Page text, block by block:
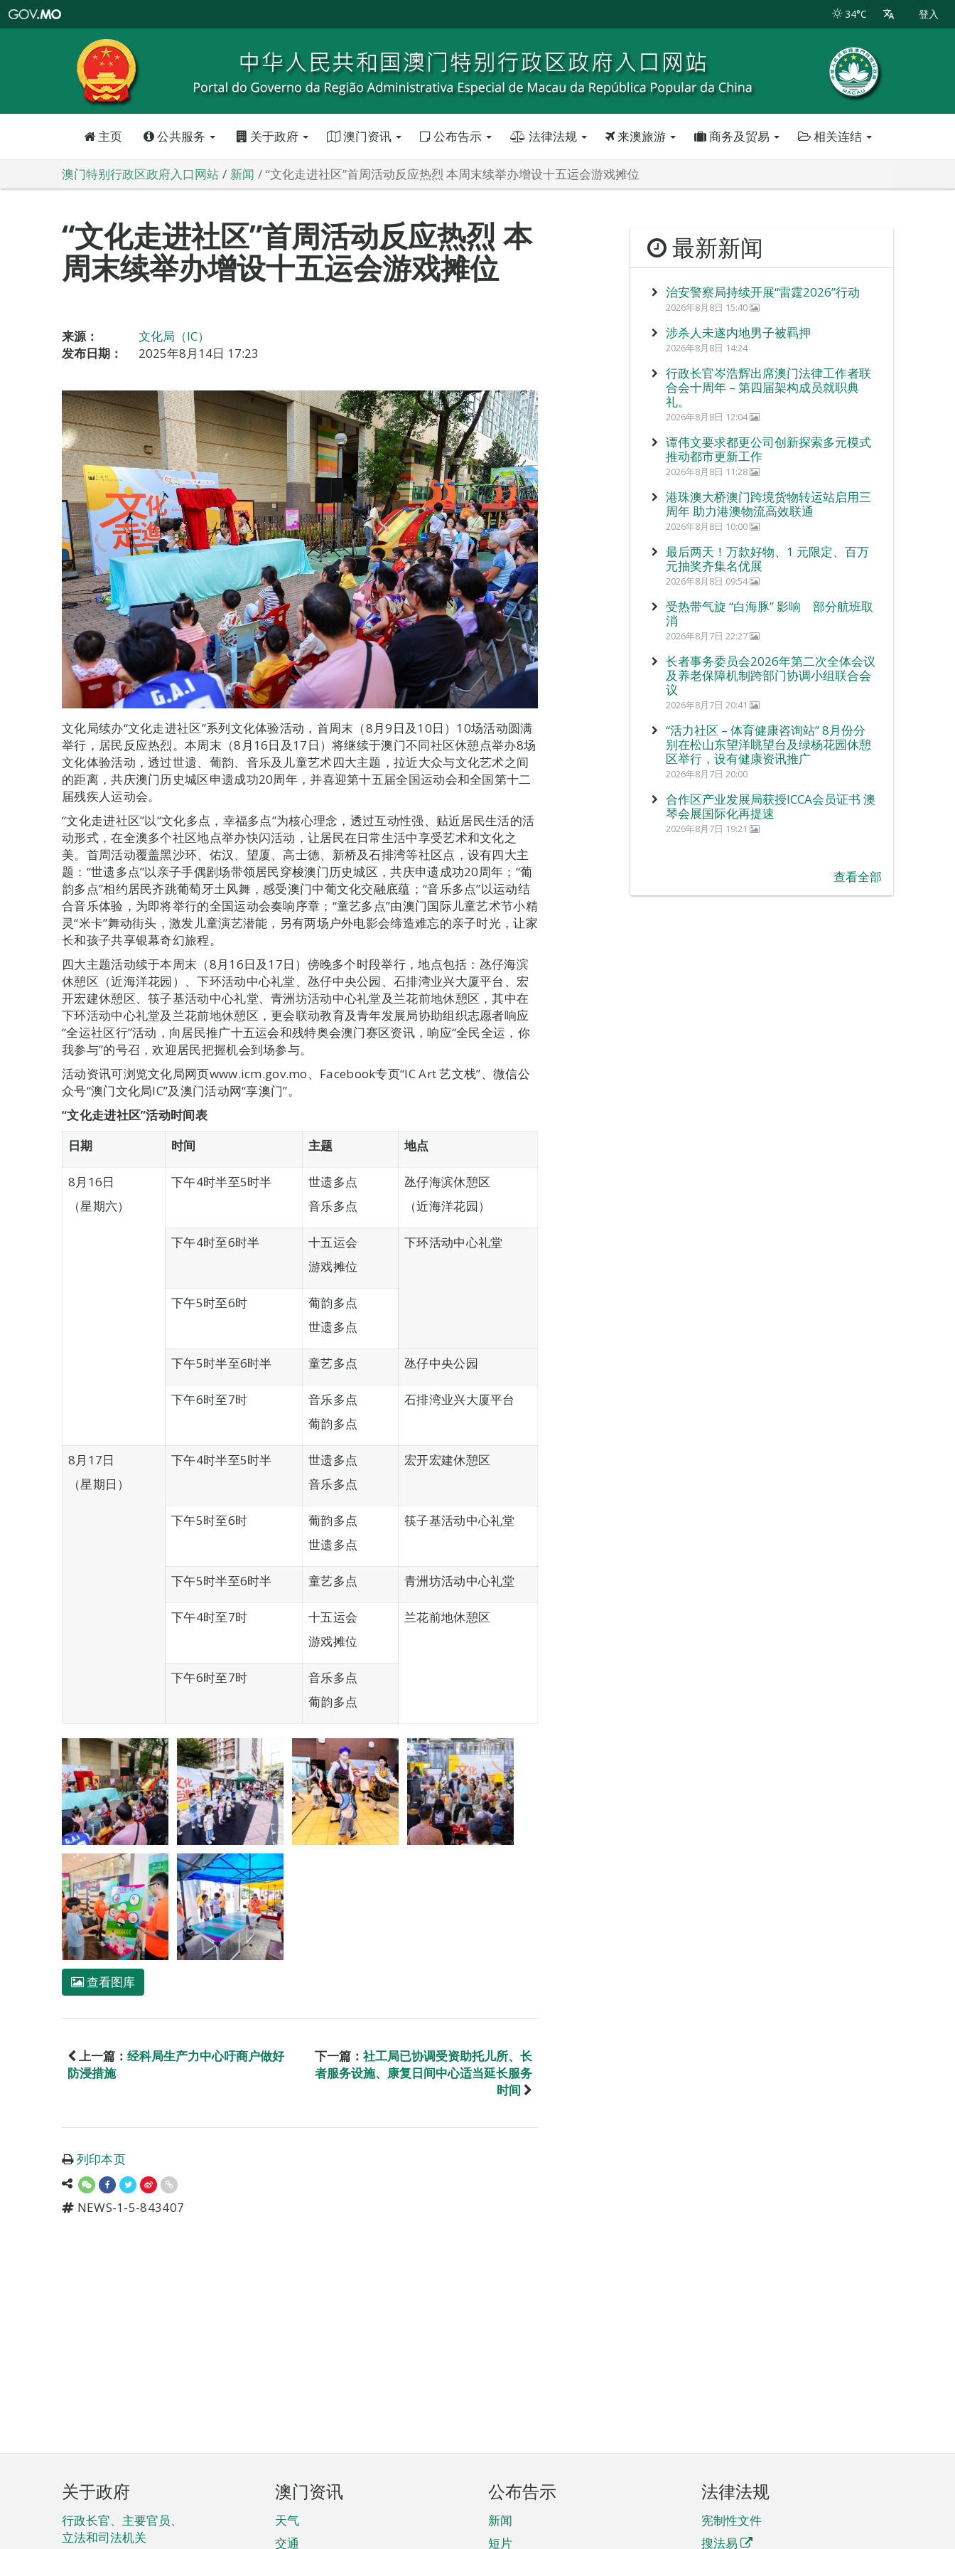
特
政
区
政
口
34°C 登入
主页 公共服务 关于政府 澳门资讯 公布告示 法律法规 来澳旅游 商务及贸易 相关连结
澳门特别行政区政府入口网站 新闻 “文化走进社区”首周活动反应热烈 本周末续举办增设十五运会游戏摊位
“文化走进社区”首周活动反应热烈 本
周末续举办增设十五运会游戏摊位
来源：
文化局（IC）
发布日期：
2025年8月14日 17:23
文化局续办“文化走进社区”系列文化体验活动，首周末（8月9日及10日）10场活动圆满
举行，居民反应热烈。本周末（8月16日及17日）将继续于澳门不同社区休憩点举办8场
文化体验活动，透过世遗、葡韵、音乐及儿童艺术四大主题，拉近大众与文化艺术之间
的距离，共庆澳门历史城区申遗成功20周年，并喜迎第十五届全国运动会和全国第十二
届残疾人运动会。
“文化走进社区”以“文化多点，幸福多点”为核心理念，透过互动性强、贴近居民生活的活
动形式，在全澳多个社区地点举办快闪活动，让居民在日常生活中享受艺术和文化之
美。首周活动覆盖黑沙环、佑汉、望厦、高士德、新桥及石排湾等社区点，设有四大主
题：“世遗多点”以亲子手偶剧场带领居民穿梭澳门历史城区，共庆申遗成功20周年；“葡
韵多点”相约居民齐跳葡萄牙土风舞，感受澳门中葡文化交融底蕴；“音乐多点”以运动结
合音乐体验，为即将举行的全国运动会奏响序章；“童艺多点”由澳门国际儿童艺术节小精
灵“米卡”舞动街头，激发儿童演艺潜能，另有两场户外电影会缔造难忘的亲子时光，让家
长和孩子共享银幕奇幻旅程。
四大主题活动续于本周末（8月16日及17日）傍晚多个时段举行，地点包括：氹仔海滨
休憩区（近海洋花园）、下环活动中心礼堂、氹仔中央公园、石排湾业兴大厦平台、宏
开宏建休憩区、筷子基活动中心礼堂、青洲坊活动中心礼堂及兰花前地休憩区，其中在
下环活动中心礼堂及兰花前地休憩区，更会联动教育及青年发展局协助组织志愿者响应
“全运社区行”活动，向居民推广十五运会和残特奥会澳门赛区资讯，响应“全民全运，你
我参与”的号召，欢迎居民把握机会到场参与。
活动资讯可浏览文化局网页www.icm.gov.mo、Facebook专页“IC Art 艺文栈”、微信公
众号“澳门文化局IC”及澳门活动网“享澳门”。
“文化走进社区”活动时间表
日期
时间 主题 地点
8月16日
（星期六）
下午4时半至5时半
世遗多点
音乐多点
氹仔海滨休憩区
（近海洋花园）
下午4时至6时半
十五运会
游戏摊位
下环活动中心礼堂
下午5时至6时
葡韵多点
世遗多点
下午5时半至6时半 童艺多点 氹仔中央公园
下午6时至7时
音乐多点
葡韵多点
石排湾业兴大厦平台
8月17日
（星期日）
下午4时半至5时半
世遗多点
音乐多点
宏开宏建休憩区
下午5时至6时
葡韵多点
世遗多点
筷子基活动中心礼堂
下午5时半至6时半 童艺多点 青洲坊活动中心礼堂
下午4时至7时
十五运会
游戏摊位
兰花前地休憩区
下午6时至7时
音乐多点
葡韵多点
查看图库
上一篇： 经科局生产力中心吁商户做好
防浸措施
下一篇： 社工局已协调受资助托儿所、长
者服务设施、康复日间中心适当延长服务
时间
列印本页
NEWS-1-5-843407
最新新闻
治安警察局持续开展“雷霆2026”行动
2026年8月8日 15:40
涉杀人未遂内地男子被羁押
2026年8月8日 14:24
行政长官岑浩辉出席澳门法律工作者联
合会十周年 – 第四届架构成员就职典
礼。
2026年8月8日 12:04
谭伟文要求都更公司创新探索多元模式
推动都市更新工作
2026年8月8日 11:28
港珠澳大桥澳门跨境货物转运站启用三
周年 助力港澳物流高效联通
2026年8月8日 10:00
最后两天！万款好物、1 元限定、百万
元抽奖齐集名优展
2026年8月8日 09:54
受热带气旋 “白海豚” 影响 部分航班取
消
2026年8月7日 22:27
长者事务委员会2026年第二次全体会议
及养老保障机制跨部门协调小组联合会
议
2026年8月7日 20:41
“活力社区 – 体育健康咨询站” 8月份分
别在松山东望洋眺望台及绿杨花园休憩
区举行，设有健康资讯推广
2026年8月7日 20:00
合作区产业发展局获授ICCA会员证书 澳
琴会展国际化再提速
2026年8月7日 19:21
查看全部
页
脚
菜
关于政府
行政长官、主要官员、
立法和司法机关
澳门资讯
天气
交通
公布告示
新闻
短片
法律法规
宪制性文件
搜法易